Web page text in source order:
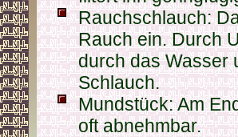
Rauchschlauch:
Rauch ein. Durch
durch das Wasser
Schlauch.
Mundstück: Am
oft abnehmbar.